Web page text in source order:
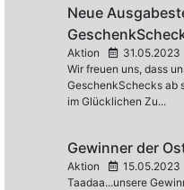
Neue
Aktion
31.05.2023
Wir freuen uns, dass
GeschenkSchecks ab
im Glücklichen Zu...
Gewinner der
Aktion
15.05.2023
Taadaa...unsere